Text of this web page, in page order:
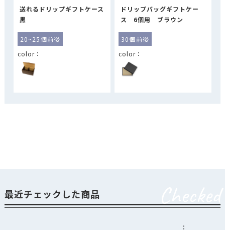
送れるドリップギフトケース
黒
20~25個前後
ドリップバッグギフトケー
ス 6個用 ブラウン
30個前後
最近チェックした商品